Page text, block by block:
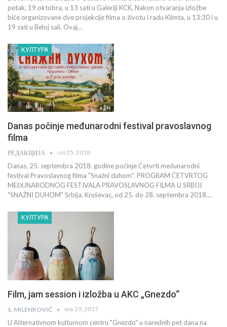
petak, 19.oktobra, u 13 sati u Galeriji KCK, Nakon otvaranja izložbe
biće organizovane dve projekcije filma o životu i radu Klimta, u 13:30 i u
19 sati u Beloj sali. Ovaj…
КУЛТУРА
Danas počinje međunarodni festival pravoslavnog
filma
РЕДАКЦИЈА сеп 25, 2018
Danas, 25. septembra 2018. godine počinje Četvrti međunarodni
festival Pravoslavnog filma "Snažni duhom". PROGRAM ČETVRTOG
MEĐUNARODNOG FESTIVALA PRAVOSLAVNOG FILMA U SRBIJI
"SNAŽNI DUHOM" Srbija, Kruševac, od 25. do 28. septembra 2018.…
КУЛТУРА
Film, jam session i izložba u AKC „Gnezdo“
S. MILENKOVIĆ нов 29, 2017
U Alternativnom kulturnom centru "Gnezdo" u narednih pet dana na